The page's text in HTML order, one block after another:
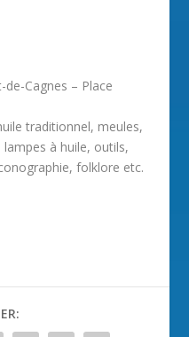
Cagnes – Place
traditionnel, meules,
à huile, outils,
folklore etc.